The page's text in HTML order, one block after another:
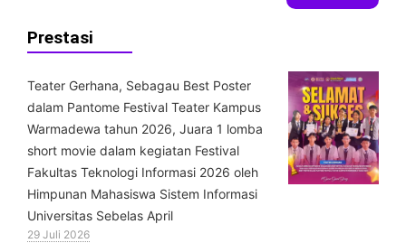
Prestasi
Teater Gerhana, Sebagau Best Poster
dalam Pantome Festival Teater Kampus
Warmadewa tahun 2026, Juara 1 lomba
short movie dalam kegiatan Festival
Fakultas Teknologi Informasi 2026 oleh
Himpunan Mahasiswa Sistem Informasi
Universitas Sebelas April
29 Juli 2026